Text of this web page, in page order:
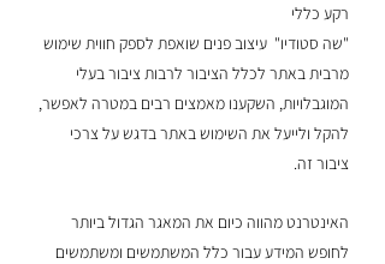
רקע כללי
"שה סטודיו" עיצוב פנים שואפת לספק חווית שימוש
מרבית באתר לכלל הציבור לרבות ציבור בעלי
המוגבלויות, השקענו מאמצים רבים במטרה לאפשר,
להקל ולייעל את השימוש באתר בדגש על צרכי
ציבור זה.
האינטרנט מהווה כיום את המאגר הגדול ביותר
לחופש המידע עבור כלל המשתמשים ומשתמשים